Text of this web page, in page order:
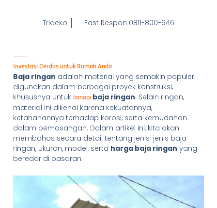
Trideko Fast Respon 0811-800-946
Investasi Cerdas untuk Rumah Anda
Baja ringan adalah material yang semakin populer
digunakan dalam berbagai proyek konstruksi,
khususnya untuk kanopibaja ringan. Selain ringan,
material ini dikenal karena kekuatannya,
ketahanannya terhadap korosi, serta kemudahan
dalam pemasangan. Dalam artikel ini, kita akan
membahas secara detail tentang jenis-jenis baja
ringan, ukuran, model, serta harga baja ringan yang
beredar di pasaran.